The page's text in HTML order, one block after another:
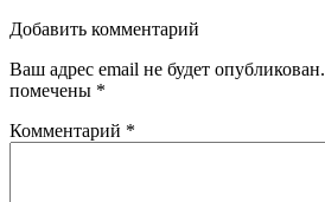
Добавить комментарий
Ваш адрес email не будет опубликован.
помечены *
Комментарий *